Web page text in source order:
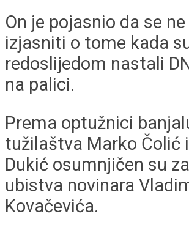
On je pojasnio da se
izjasniti o tome kada
redoslijedom nastali
na palici.
Prema optužnici
tužilaštva Marko Čolić
Dukić osumnjičen su
ubistva novinara
Kovačevića.